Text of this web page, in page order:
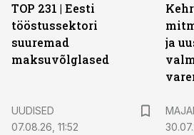
TOP 231 | Eesti
tööstussektori
suuremad
maksuvõlglased
ja
UUDISED
07.08.26, 11:52